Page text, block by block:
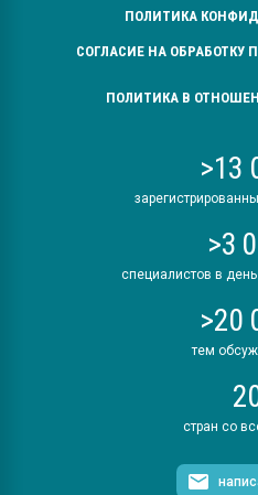
ПОЛИТИКА
СОГЛАСИЕ НА
ПОЛИТИКА В
>13
>3
специалистов в
>20
тем
стран со